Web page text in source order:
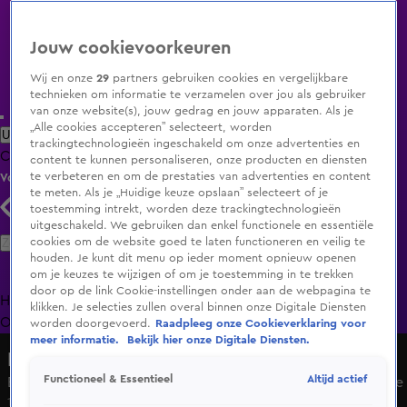
Uitzending Gemist Populaire programma's Zenders Genres
ClipsFilmsRadioSmart TV inlogShop
Volg KIJK
Zoeken
HomeUitzending Gemist Programma's De Bondgenoten
OranjezomerLivestreamsShop
Evelien weet al precies hoe dit gaat lopen bij de eliminatie
17 dec 2024, 21:31
Jouw cookievoorkeuren
Wij en onze29 partners gebruiken cookies en vergelijkbare
technieken om informatie te verzamelen over jou als gebruiker
van onze website(s), jouw gedrag en jouw apparaten. Als je
„Alle cookies accepteren” selecteert, worden
trackingtechnologieën ingeschakeld om onze advertenties en
content te kunnen personaliseren, onze producten en diensten
te verbeteren en om de prestaties van advertenties en content
te meten. Als je „Huidige keuze opslaan” selecteert of je
toestemming intrekt, worden deze trackingtechnologieën
uitgeschakeld. We gebruiken dan enkel functionele en essentiële
cookies om de website goed te laten functioneren en veilig te
houden. Je kunt dit menu op ieder moment opnieuw openen
om je keuzes te wijzigen of om je toestemming in te trekken
door op de link Cookie-instellingen onder aan de webpagina te
klikken. Je selecties zullen overal binnen onze Digitale Diensten
worden doorgevoerd.
Raadpleeg onze Cookieverklaring voor
meer informatie.
Bekijk hier onze Digitale Diensten.
Functioneel & Essentieel Altijd actief